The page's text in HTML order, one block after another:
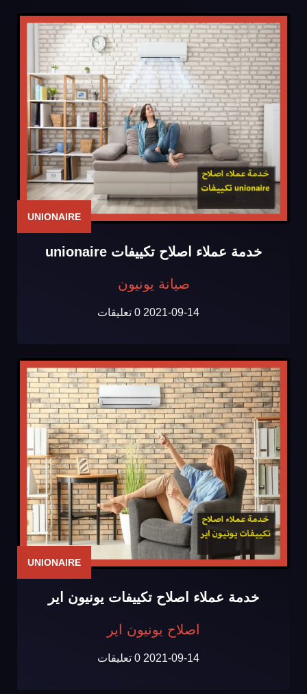
UNIONAIRE
خدمة عملاء اصلاح تكييفات unionaire
صيانة يونيون
2021-09-14 0 تعليقات
UNIONAIRE
خدمة عملاء اصلاح تكييفات يونيون اير
اصلاح يونيون اير
2021-09-14 0 تعليقات